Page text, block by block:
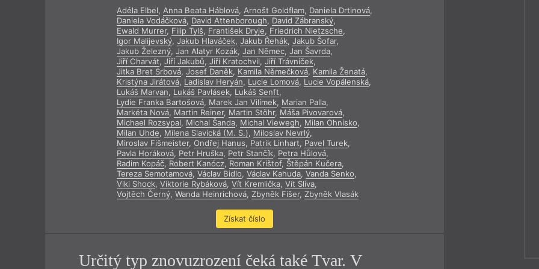
Výroční ceny
Adéla Elbel, Anna Beata Háblová, Arnošt Goldflam, Daniela Drtinová,
Daniela Vodáčková, David Attenborough, David Zábranský,
Ewald Murrer, Filip Tylš, František Dryje, Friedrich Nietzsche,
Igor Malijevský, Jakub Hlaváček, Jakub Řehák, Jakub Šofar,
Jakub Železný, Jan Alatyr Kozák, Jan Němec, Jan Šavrda,
Jiří Charvát, Jiří Jakubů, Jiří Kratochvil, Jiří Trávníček,
Jitka Bret Srbová, Josef Daněk, Kamila Němečková, Kamila Ženatá,
Kristýna Jirátová, Ladislav Heryán, Lucie Lomová, Lucie Vopálenská,
Lukáš Marvan, Lukáš Pavlásek, Lukáš Senft,
Lydie Franka Bartošová, Marek Jan Vilímek, Marian Palla,
Markéta Nová, Martin Reiner, Martin Stöhr, Máša Pivovarová,
Michael Rozsypal, Michal Šanda, Michal Viewegh, Milan Ohnisko,
Milan Uhde, Milena Slavická (M. S.), Miloslav Nevrlý,
Miroslav Fišmeister, Ondřej Hanus, Patrik Linhart, Pavel Turek,
Pavla Horáková, Petr Hruška, Petr Stančík, Petra Hůlová,
Radim Kopáč, Robert Kanócz, Roman Krištof, Štěpán Kučera,
Tereza Semotamová, Václav Bidlo, Václav Kahuda, Vanda Senko,
Viki Shock, Viktorie Rybáková, Vít Kremlička, Vít Slíva,
Vojtěch Černý, Wanda Heinrichová, Zbyněk Fišer, Zbyněk Vlasák
Získat číslo
Určitý typ znovuzrození čeká také Tvar. V